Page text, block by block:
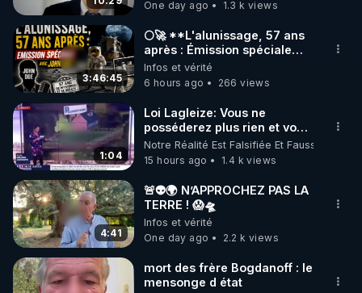
code : REGENERE10
▶ 30 jours gratuit sur l’application de méditation et
de bien-être ENVOL :
Rendez-vous sur https://www.envol.app/code
le code : REGENERE
One day ago 1.3 k views
3:46:45
🌕🚀 **L'alunissage, 57 ans
après : Émission spéciale
avec John Doe !** 👨 🚀✨
Infos et vérité
6 hours ago
266 views
1:04
Loi Lagleize: Vous ne
posséderez plus rien et vous
serez heureux !
Notre Réalité Est Falsifiée Et Fausse
15 hours ago
1.4 k views
4:41
🚨👽🌍 N’APPROCHEZ PAS LA
TERRE ! 😱🛸
Infos et vérité
One day ago
2.2 k views
mort des frère Bogdanoff : le
mensonge d état